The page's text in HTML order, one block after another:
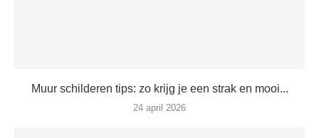
Muur schilderen tips: zo krijg je een strak en mooi...
24 april 2026